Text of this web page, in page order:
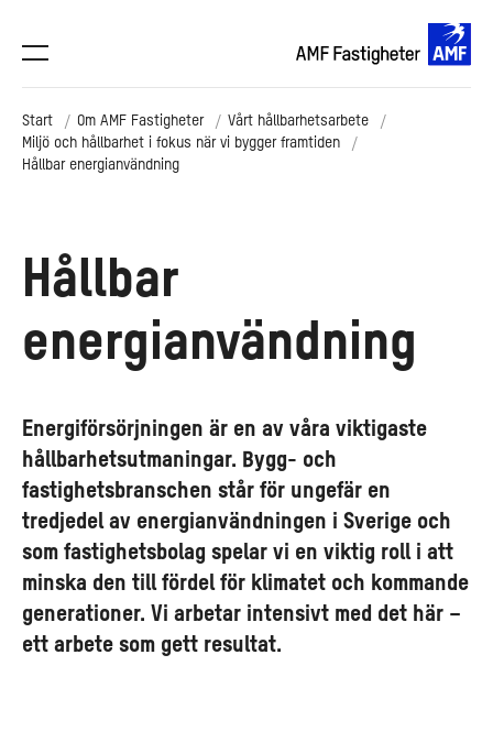
Start Om AMF Fastigheter
Vårt hållbarhetsarbete
Miljö och hållbarhet i fokus när vi bygger framtiden
Hållbar energianvändning
Hållbar
energianvändning
Energiförsörjningen är en av våra viktigaste
hållbarhetsutmaningar. Bygg- och
fastighetsbranschen står för ungefär en
tredjedel av energianvändningen i Sverige och
som fastighetsbolag spelar vi en viktig roll i att
minska den till fördel för klimatet och kommande
generationer. Vi arbetar intensivt med det här –
ett arbete som gett resultat.